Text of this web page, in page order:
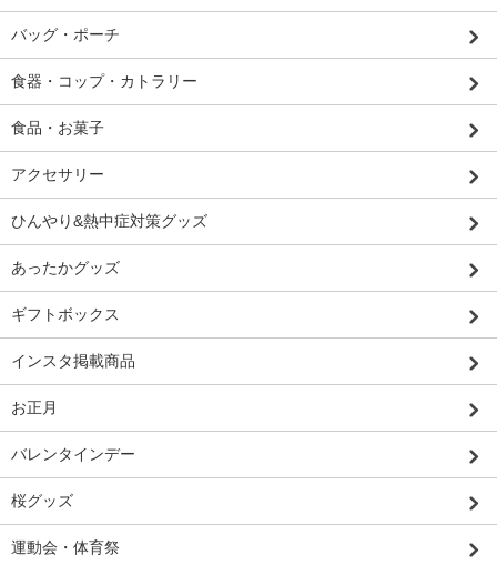
バッグ・ポーチ
食器・コップ・カトラリー
食品・お菓子
アクセサリー
ひんやり&熱中症対策グッズ
あったかグッズ
ギフトボックス
インスタ掲載商品
お正月
バレンタインデー
桜グッズ
運動会・体育祭